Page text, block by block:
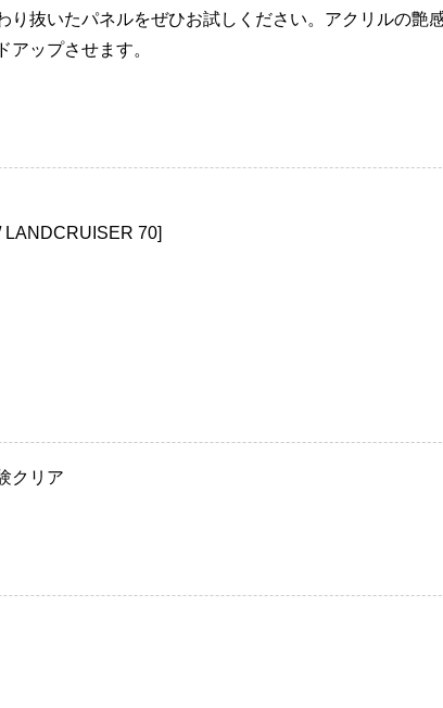
り抜いたパネルをぜひお試しください。アクリルの艶
ップさせます。
LANDCRUISER 70]
クリア